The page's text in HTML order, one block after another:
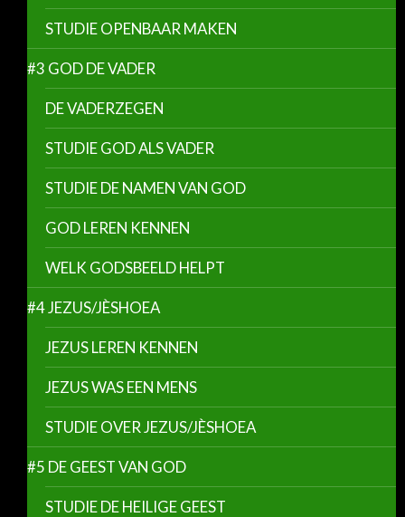
STUDIE OPENBAAR MAKEN
#3 GOD DE VADER
DE VADERZEGEN
STUDIE GOD ALS VADER
STUDIE DE NAMEN VAN GOD
GOD LEREN KENNEN
WELK GODSBEELD HELPT
#4 JEZUS/JÈSHOEA
JEZUS LEREN KENNEN
JEZUS WAS EEN MENS
STUDIE OVER JEZUS/JÈSHOEA
#5 DE GEEST VAN GOD
STUDIE DE HEILIGE GEEST